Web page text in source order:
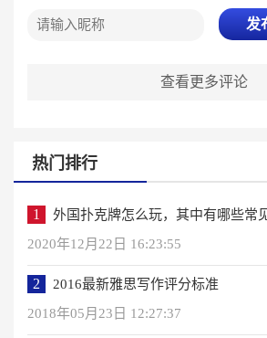
发
查看更多评论
热门排行
1
外国扑克牌怎么玩，其中有哪些常
2020年12月22日 16:23:55
2
2016最新雅思写作评分标准
2018年05月23日 12:27:37